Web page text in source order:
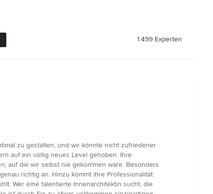
1.499 Experten
zu gestalten, und wir könnte nicht zufriedener
auf ein völlig neues Level gehoben. Ihre
auf die wir selbst nie gekommen wäre. Besonders
richtig an. Hinzu kommt ihre Professionalität:
Wer eine talentierte Innenarchitektin sucht, die